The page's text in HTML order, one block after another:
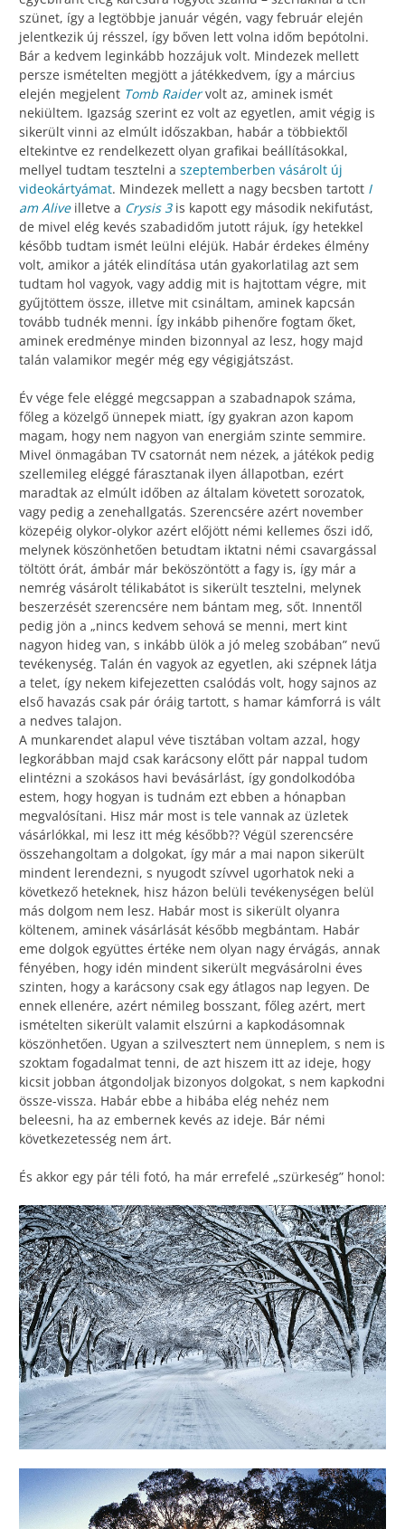
szünet, így a legtöbbje január végén, vagy február elején
jelentkezik új résszel, így bőven lett volna időm bepótolni.
Bár a kedvem leginkább hozzájuk volt. Mindezek mellett
persze ismételten megjött a játékkedvem, így a március
elején megjelent Tomb Raidervolt az, aminek ismét
nekiültem. Igazság szerint ez volt az egyetlen, amit végig is
sikerült vinni az elmúlt időszakban, habár a többiektől
eltekintve ez rendelkezett olyan grafikai beállításokkal,
mellyel tudtam tesztelni a szeptemberben vásárolt új
videokártyámat. Mindezek mellett a nagy becsben tartott I
am Aliveilletve a Crysis 3is kapott egy második nekifutást,
de mivel elég kevés szabadidőm jutott rájuk, így hetekkel
később tudtam ismét leülni eléjük. Habár érdekes élmény
volt, amikor a játék elindítása után gyakorlatilag azt sem
tudtam hol vagyok, vagy addig mit is hajtottam végre, mit
gyűjtöttem össze, illetve mit csináltam, aminek kapcsán
tovább tudnék menni. Így inkább pihenőre fogtam őket,
aminek eredménye minden bizonnyal az lesz, hogy majd
talán valamikor megér még egy végigjátszást.
Év vége fele eléggé megcsappan a szabadnapok száma,
főleg a közelgő ünnepek miatt, így gyakran azon kapom
magam, hogy nem nagyon van energiám szinte semmire.
Mivel önmagában TV csatornát nem nézek, a játékok pedig
szellemileg eléggé fárasztanak ilyen állapotban, ezért
maradtak az elmúlt időben az általam követett sorozatok,
vagy pedig a zenehallgatás. Szerencsére azért november
közepéig olykor-olykor azért előjött némi kellemes őszi idő,
melynek köszönhetően betudtam iktatni némi csavargással
töltött órát, ámbár már beköszöntött a fagy is, így már a
nemrég vásárolt télikabátot is sikerült tesztelni, melynek
beszerzését szerencsére nem bántam meg, sőt. Innentől
pedig jön a „nincs kedvem sehová se menni, mert kint
nagyon hideg van, s inkább ülök a jó meleg szobában” nevű
tevékenység. Talán én vagyok az egyetlen, aki szépnek látja
a telet, így nekem kifejezetten csalódás volt, hogy sajnos az
első havazás csak pár óráig tartott, s hamar kámforrá is vált
a nedves talajon.
A munkarendet alapul véve tisztában voltam azzal, hogy
legkorábban majd csak karácsony előtt pár nappal tudom
elintézni a szokásos havi bevásárlást, így gondolkodóba
estem, hogy hogyan is tudnám ezt ebben a hónapban
megvalósítani. Hisz már most is tele vannak az üzletek
vásárlókkal, mi lesz itt még később?? Végül szerencsére
összehangoltam a dolgokat, így már a mai napon sikerült
mindent lerendezni, s nyugodt szívvel ugorhatok neki a
következő heteknek, hisz házon belüli tevékenységen belül
más dolgom nem lesz. Habár most is sikerült olyanra
költenem, aminek vásárlását később megbántam. Habár
eme dolgok együttes értéke nem olyan nagy érvágás, annak
fényében, hogy idén mindent sikerült megvásárolni éves
szinten, hogy a karácsony csak egy átlagos nap legyen. De
ennek ellenére, azért némileg bosszant, főleg azért, mert
ismételten sikerült valamit elszúrni a kapkodásomnak
köszönhetően. Ugyan a szilvesztert nem ünneplem, s nem is
szoktam fogadalmat tenni, de azt hiszem itt az ideje, hogy
kicsit jobban átgondoljak bizonyos dolgokat, s nem kapkodni
össze-vissza. Habár ebbe a hibába elég nehéz nem
beleesni, ha az embernek kevés az ideje. Bár némi
következetesség nem árt.
És akkor egy pár téli fotó, ha már errefelé „szürkeség” honol: